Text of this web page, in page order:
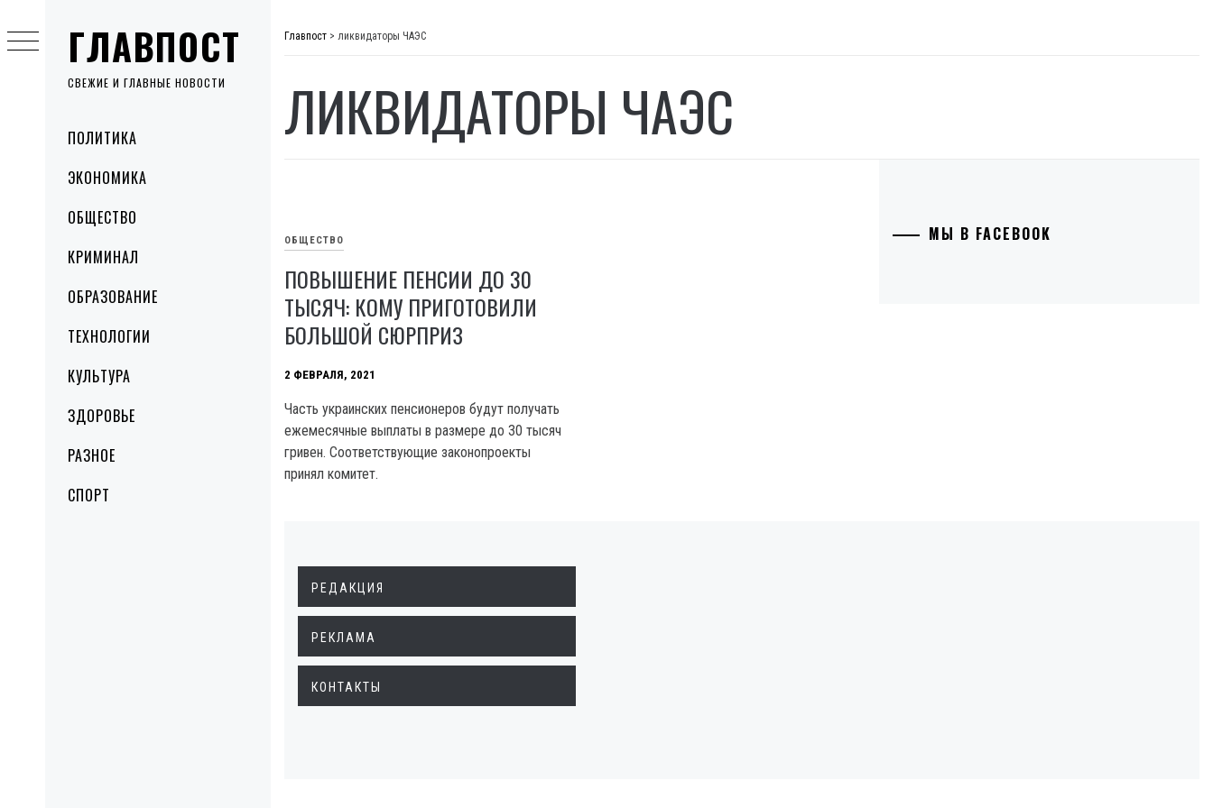
ГЛАВПОСТ
СВЕЖИЕ И ГЛАВНЫЕ НОВОСТИ
MenuПОЛИТИКА
ЭКОНОМИКА
ОБЩЕСТВО
КРИМИНАЛ
ОБРАЗОВАНИЕ
ТЕХНОЛОГИИ
КУЛЬТУРА
ЗДОРОВЬЕ
РАЗНОЕ
СПОРТ
to
content
Главпост > ликвидаторы ЧАЭС
ЛИКВИДАТОРЫ ЧАЭС
ОБЩЕСТВО
ПОВЫШЕНИЕ ПЕНСИИ ДО 30
ТЫСЯЧ: КОМУ ПРИГОТОВИЛИ
БОЛЬШОЙ СЮРПРИЗ
2 ФЕВРАЛЯ, 2021
Часть украинских пенсионеров будут получать
ежемесячные выплаты в размере до 30 тысяч
гривен. Соответствующие законопроекты
принял комитет.
МЫ В FACEBOOK
РЕДАКЦИЯ
РЕКЛАМА
КОНТАКТЫ